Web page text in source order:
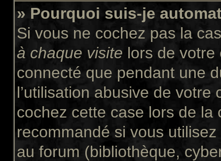
» Pourquoi suis-je
Si vous ne cochez pas la
à chaque visite lors de votre
connecté que pendant une
l’utilisation abusive de
cochez cette case lors de la
recommandé si vous
au forum (bibliothèque,